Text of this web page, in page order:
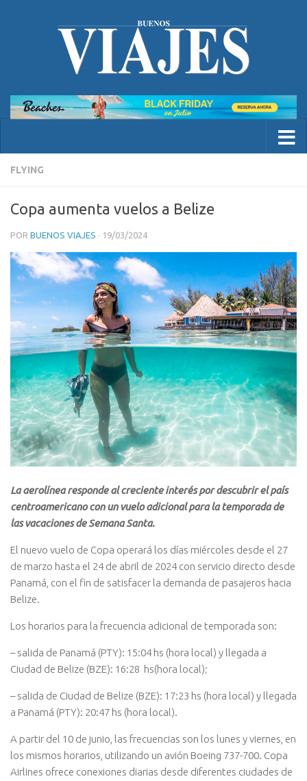
FLYING
Copa aumenta vuelos a Belize
POR BUENOS VIAJES · 19/03/2024
La aerolínea responde al creciente interés por descubrir el país
centroamericano con un vuelo adicional para la temporada de
las vacaciones de Semana Santa.
El nuevo vuelo de Copa operará los días miércoles desde el 27
de marzo hasta el 24 de abril de 2024 con servicio directo desde
Panamá, con el fin de satisfacer la demanda de pasajeros hacia
Belize.
Los horarios para la frecuencia adicional de temporada son:
– salida de Panamá (PTY): 15:04 hs (hora local) y llegada a
Ciudad de Belize (BZE): 16:28 hs(hora local);
– salida de Ciudad de Belize (BZE): 17:23 hs (hora local) y llegada
a Panamá (PTY): 20:47 hs (hora local).
A partir del 10 de junio, las frecuencias son los lunes y viernes, en
los mismos horarios, utilizando un avión Boeing 737-700. Copa
Airlines ofrece conexiones diarias desde diferentes ciudades de